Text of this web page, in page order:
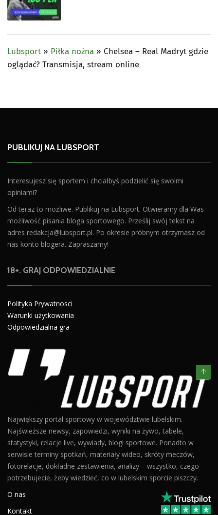
Lubsport » Piłka nożna » Chelsea – Real Madryt gdzie
oglądać? Transmisja, stream online
PUBLIKUJ NA LUBSPORT
Interesujesz się sportem i chciałbyś podzielić się swoimi
opiniami?
Od teraz to możliwe. Publikuj na Lubsport. Otwieramy dla Was
możliwość pisania bloga sportowego. Prześlij swój tekst na
adres redakcja@lubsport.pl. Po okresie próbnym otrzymasz od
nas konto blogera. Zapraszamy!
18+. GRAJ ODPOWIEDZIALNIE
Polityka Prywatnosci
Warunki użytkowania
Odpowiedzialna gra
Największy portal sportowy w województwie lubelskim.
Najświeższe newsy, zapowiedzi, wyniki na żywo, tabele,
statystyki, relacje live, wywiady, blogi sportowe. Ponadto w
serwisie terminy spotkań, materiały wideo, skróty meczów,
fotorelacje, dokładne zestawienia, analizy – wszystko, czego
potrzebujecie, żeby wiedzieć, co w lubelskim sporcie piszczy.
O nas
Kontakt